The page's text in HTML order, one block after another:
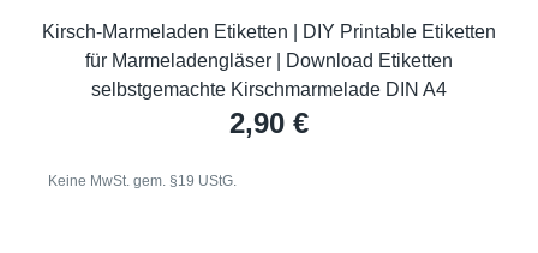
Kirsch-Marmeladen Etiketten | DIY Printable Etiketten
für Marmeladengläser | Download Etiketten
selbstgemachte Kirschmarmelade DIN A4
2,90 €
Keine MwSt. gem. §19 UStG.